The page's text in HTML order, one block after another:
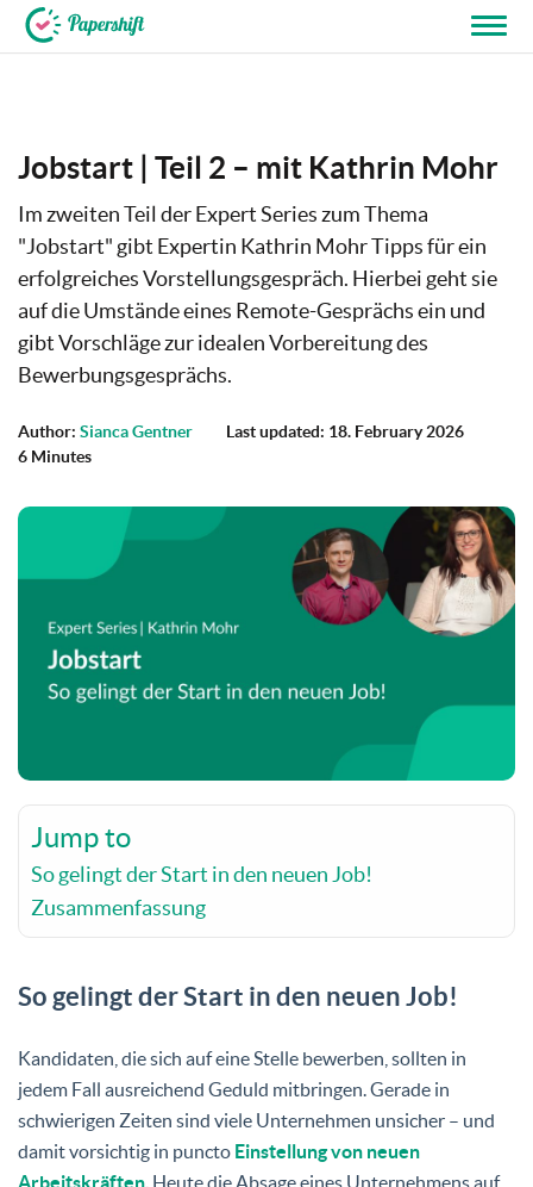
Jobstart | Teil 2 – mit Kathrin Mohr
Im zweiten Teil der Expert Series zum Thema
"Jobstart" gibt Expertin Kathrin Mohr Tipps für ein
erfolgreiches Vorstellungsgespräch. Hierbei geht sie
auf die Umstände eines Remote-Gesprächs ein und
gibt Vorschläge zur idealen Vorbereitung des
Bewerbungsgesprächs.
Author: Sianca Gentner
Last updated: 18. February 2026
6 Minutes
Jump to
So gelingt der Start in den neuen Job!
Zusammenfassung
So gelingt der Start in den neuen Job!
Kandidaten, die sich auf eine Stelle bewerben, sollten in
jedem Fall ausreichend Geduld mitbringen. Gerade in
schwierigen Zeiten sind viele Unternehmen unsicher – und
damit vorsichtig in puncto Einstellung von neuen
Arbeitskräften. Heute die Absage eines Unternehmens auf